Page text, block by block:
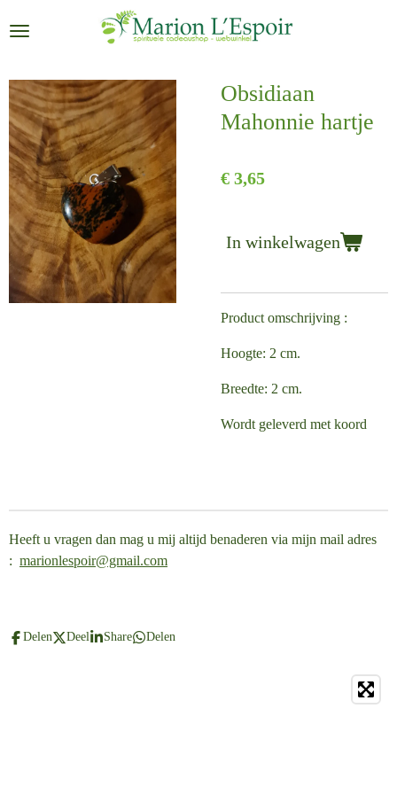
direct
de
hoofdinhoud
Obsidiaan
Mahonnie hartje
€ 3,65
In winkelwagen
Product omschrijving :
Hoogte: 2 cm.
Breedte: 2 cm.
Wordt geleverd met koord
Heeft u vragen dan mag u mij altijd benaderen via mijn mail adres
: marionlespoir@gmail.com
Delen Deel Share Delen